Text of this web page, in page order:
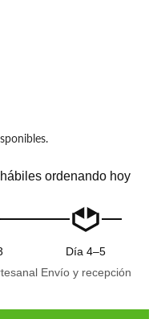
ordenando hoy
Día 4–5
Envío y recepción